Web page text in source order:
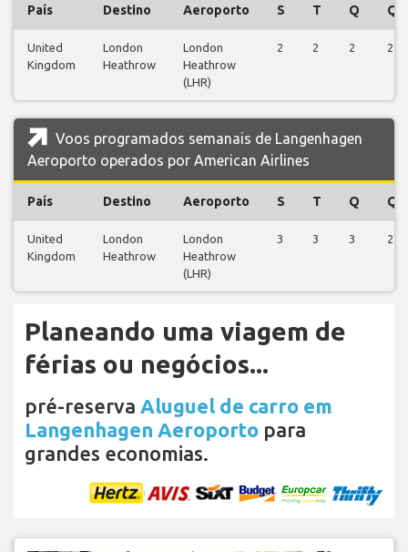
País Destino Aeroporto S T Q Q
United
Kingdom
London
Heathrow
London
Heathrow
(LHR)
2 2 2 2
Voos programados semanais de Langenhagen
Aeroporto operados por American Airlines
País Destino Aeroporto S T Q Q
United
Kingdom
London
Heathrow
London
Heathrow
(LHR)
3 3 3 2
Planeando uma viagem de
férias ou negócios...
pré-reserva Aluguel de carro em
Langenhagen Aeroporto para
grandes economias.